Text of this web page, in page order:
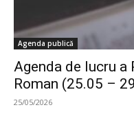
Agenda publică
Agenda de lucru
Roman (25.05 –
25/05/2026